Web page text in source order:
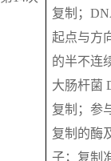
复制；
起点与方
的半不连
大肠杆菌
复制；参
复制的酶
子；复制